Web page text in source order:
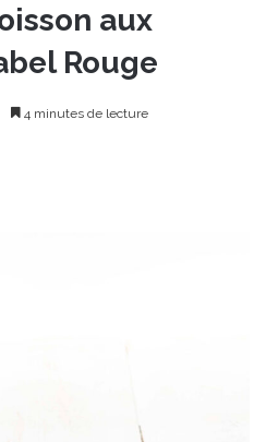
aux
Rouge
4 minutes de lecture